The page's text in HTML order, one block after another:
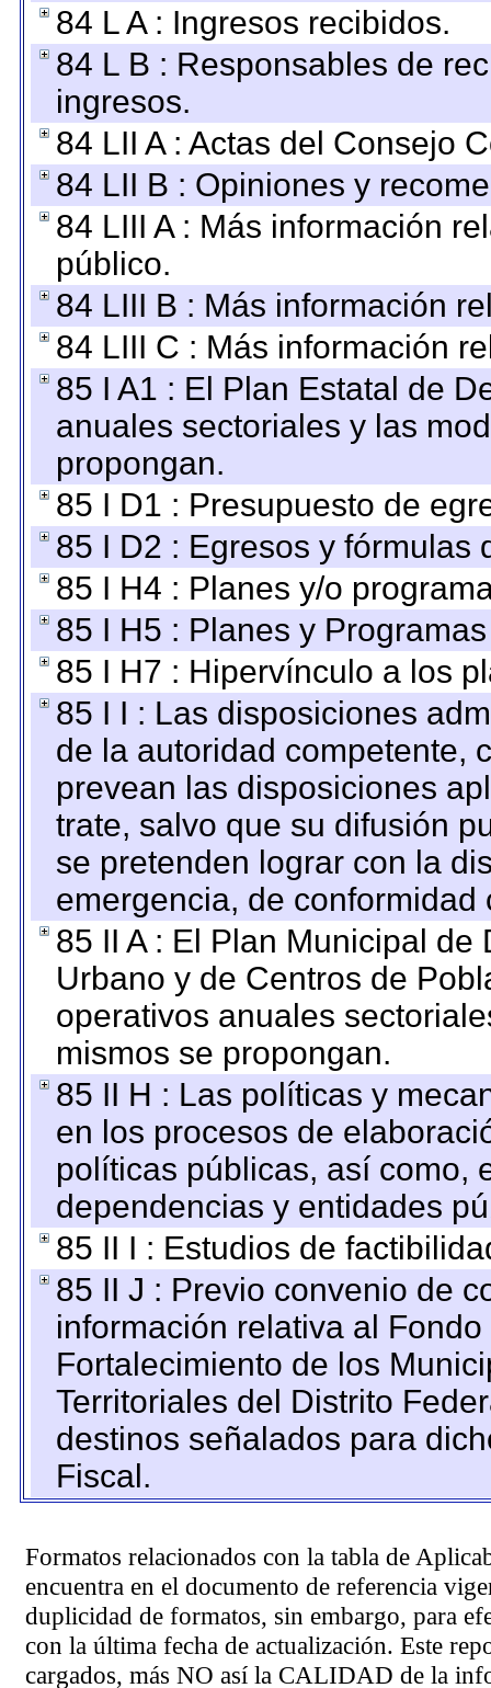
84 L A : Ingresos recibidos.
84 L B : Responsables de
ingresos.
84 LII A : Actas del Consejo
84 LII B : Opiniones y
84 LIII A : Más información
público.
84 LIII B : Más información
84 LIII C : Más información
85 I A1 : El Plan Estatal de
anuales sectoriales y las
propongan.
85 I D1 : Presupuesto de
85 I D2 : Egresos y fórmulas
85 I H4 : Planes y/o
85 I H5 : Planes y
85 I H7 : Hipervínculo a los
85 I I : Las disposiciones
de la autoridad competente,
prevean las disposiciones
trate, salvo que su difusión
se pretenden lograr con la
emergencia, de
85 II A : El Plan Municipal
Urbano y de Centros de
operativos anuales
mismos se propongan.
85 II H : Las políticas y
en los procesos de
políticas públicas, así como,
dependencias y entidades
85 II I : Estudios de
85 II J : Previo convenio de
información relativa al
Fortalecimiento de los
Territoriales del Distrito
destinos señalados para
Fiscal.
Formatos relacionados con la tabla de
encuentra en el documento de referencia
duplicidad de formatos, sin embargo, para
con la última fecha de actualización. Este
cargados, más NO así la CALIDAD de la